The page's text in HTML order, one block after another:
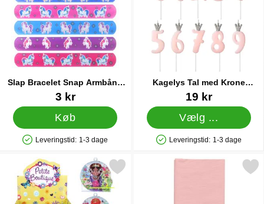
Slap Bracelet Snap Armbånd
Enhjørning
Varenr 382283 kr
Køb
Produkttilgængelighed: På lager
Leveringstid: 1-3 dage
Kagelys Tal med Krone
Lyserød 5
Varenr 3660219 kr
Vælg ...
Produkttilgængelighed: På lager
Leveringstid: 1-3 dage
Markér pinballmaskine Mini Princess som favoritMarkér klassisk Borddug